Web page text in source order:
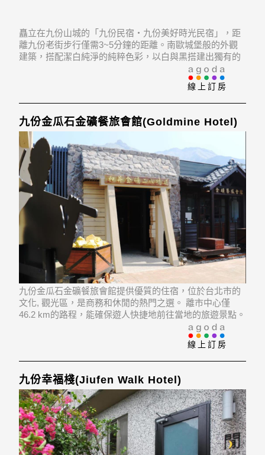
矗立在九份山城的「九份民宿‧九份美好時光民宿」，距
離九份老街步行僅需3~5分鐘的距離。南歐城堡般的外觀
建築，搭配潔白純淨的純粹色彩，以白與黑搭建出獨有的
雅緻風味。我們提供多間寬敞的套房空間。搭配純色基
調，以不同風格的裝潢佈局，打造出同等自然清新、典雅
靜謐的舒適氣息。並將透明窗戶鑲在牆面中央，以窗外的
線上訂房
九份金瓜石金礦餐旅會館(Goldmine Hotel)
九份金瓜石金礦餐旅會館提供優質的住宿，位於台北市的
文化, 觀光區，是商務和休閒的熱門之選。 離市中心僅
46.2 km的路程，能確保遊人快捷地前往當地的旅遊景點。
飯店位置優越讓遊人前往市區內的熱門景點變得方便快
線上訂房
九份幸福棧(Jiufen Walk Hotel)